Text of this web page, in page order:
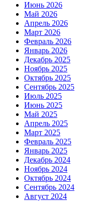
Июнь 2026
Май 2026
Апрель 2026
Март 2026
Февраль 2026
Январь 2026
Декабрь 2025
Ноябрь 2025
Октябрь 2025
Сентябрь 2025
Июль 2025
Июнь 2025
Май 2025
Апрель 2025
Март 2025
Февраль 2025
Январь 2025
Декабрь 2024
Ноябрь 2024
Октябрь 2024
Сентябрь 2024
Август 2024